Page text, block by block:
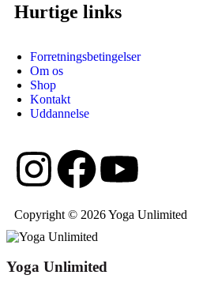
Hurtige links
Forretningsbetingelser
Om os
Shop
Kontakt
Uddannelse
Copyright © 2026 Yoga Unlimited
Yoga Unlimited